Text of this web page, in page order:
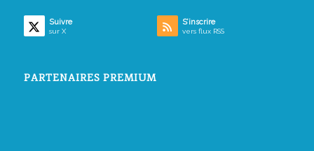
Suivre
sur X
S’inscrire
vers flux RSS
PARTENAIRES PREMIUM